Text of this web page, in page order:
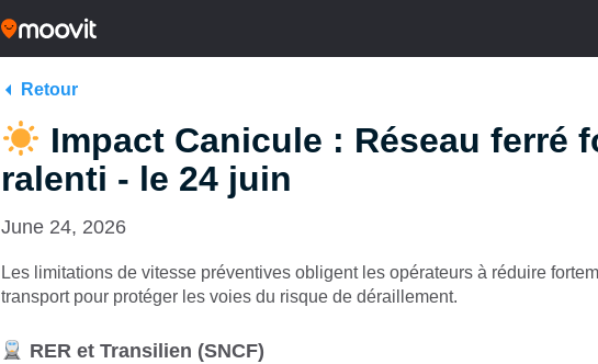
Retour
Impact Canicule : Réseau ferré
ralenti - le 24 juin
June 24, 2026
Les limitations de vitesse préventives obligent les opérateurs à réduire
transport pour protéger les voies du risque de déraillement.
RER et Transilien (SNCF)